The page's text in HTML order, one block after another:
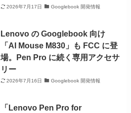
2026年7月17日 Googlebook 開発情報
Lenovo の Googlebook 向け
「AI Mouse M830」も FCC に登
場。Pen Pro に続く専用アクセサ
リー
2026年7月16日 Googlebook 開発情報
「Lenovo Pen Pro for